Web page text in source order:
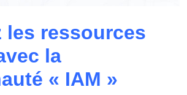
les ressources
la
« IAM »